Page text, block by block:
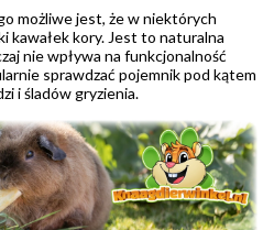
możliwe jest, że w niektórych
kawałek kory. Jest to naturalna
nie wpływa na funkcjonalność
sprawdzać pojemnik pod kątem
i śladów gryzienia.